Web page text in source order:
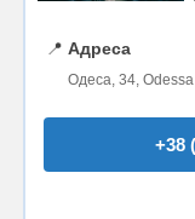
📍 Адреса
Одеса, 34,
+38